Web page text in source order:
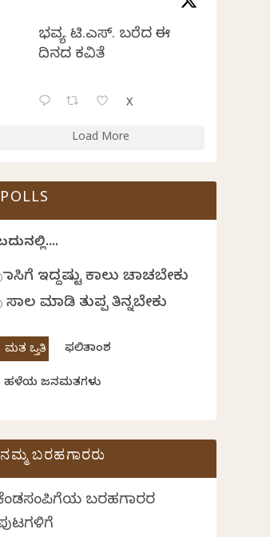
ಭವ್ಯ ಟಿ.ಎಸ್. ಬರೆದ ಈ
ದಿನದ ಕವಿತೆ
X
Load More
POLLS
ಹಾಸಿಗೆ ಇದ್ದಷ್ಟು ಕಾಲು ಚಾಚಬೇಕು
ಸಾಲ ಮಾಡಿ ತುಪ್ಪ ತಿನ್ನಬೇಕು
ಫಲಿತಾಂಶ
ಹಳೆಯ ಜನಮತಗಳು
ನಮ್ಮ ಬರಹಗಾರರು
ಬರಹಗಾರರ